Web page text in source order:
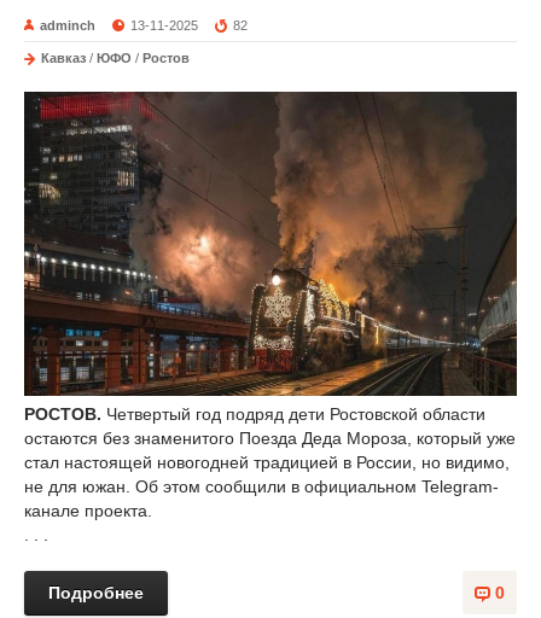
adminch 13-11-2025 82
Кавказ / ЮФО / Ростов
РОСТОВ. Четвертый год подряд дети Ростовской области
остаются без знаменитого Поезда Деда Мороза, который уже
стал настоящей новогодней традицией в России, но видимо,
не для южан. Об этом сообщили в официальном Telegram-
канале проекта.
0
Подробнее